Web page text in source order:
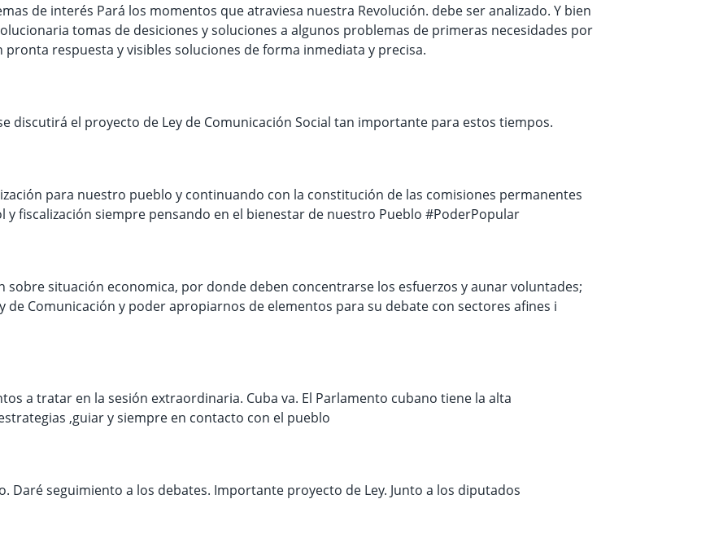
de interés Pará los momentos que atraviesa nuestra Revolución. debe ser analizado. Y bien
tomas de desiciones y soluciones a algunos problemas de primeras necesidades por
respuesta y visibles soluciones de forma inmediata y precisa.
discutirá el proyecto de Ley de Comunicación Social tan importante para estos tiempos.
para nuestro pueblo y continuando con la constitución de las comisiones permanentes
fiscalización siempre pensando en el bienestar de nuestro Pueblo #PoderPopular
sobre situación economica, por donde deben concentrarse los esfuerzos y aunar voluntades;
Comunicación y poder apropiarnos de elementos para su debate con sectores afines i
a tratar en la sesión extraordinaria. Cuba va. El Parlamento cubano tiene la alta
,guiar y siempre en contacto con el pueblo
Daré seguimiento a los debates. Importante proyecto de Ley. Junto a los diputados